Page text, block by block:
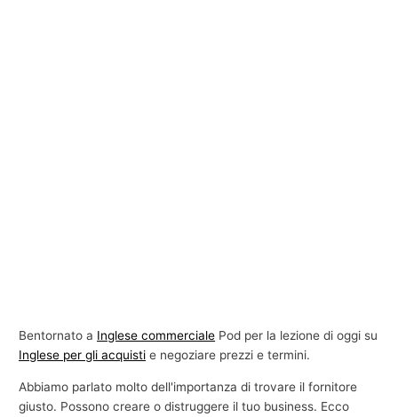
Bentornato a Inglese commerciale Pod per la lezione di oggi su
Inglese per gli acquisti e negoziare prezzi e termini.
Abbiamo parlato molto dell'importanza di trovare il fornitore
giusto. Possono creare o distruggere il tuo business. Ecco